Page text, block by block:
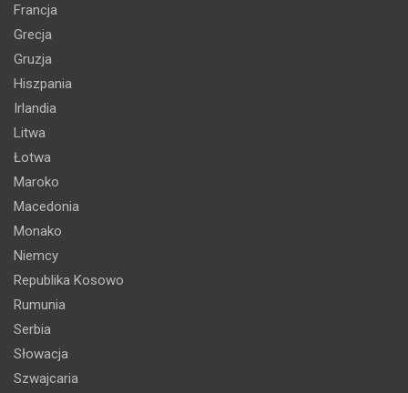
Francja
Grecja
Gruzja
Hiszpania
Irlandia
Litwa
Łotwa
Maroko
Macedonia
Monako
Niemcy
Republika Kosowo
Rumunia
Serbia
Słowacja
Szwajcaria